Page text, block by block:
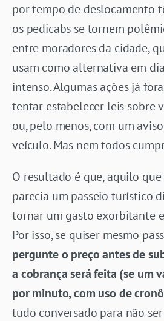
por tempo de deslocamento
os pedicabs se tornem
entre moradores da cidade,
usam como alternativa em
intenso. Algumas ações já
tentar estabelecer leis sobre
ou, pelo menos, com um
veículo. Mas nem todos
O resultado é que, aquilo
parecia um passeio turístico
tornar um gasto exorbitante
Por isso, se quiser mesmo
pergunte o preço antes de
a cobrança será feita (se um
por minuto, com uso de
tudo conversado para não